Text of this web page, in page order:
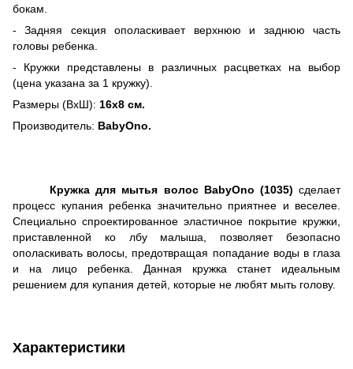
бокам.
- Задняя секция ополаскивает верхнюю и заднюю часть
головы ребенка.
- Кружки представлены в различных расцветках на выбор
(цена указана за 1 кружку).
Размеры (ВхШ): 16х8 см.
Производитель: BabyOno.
Кружка для мытья волос BabyOno (1035) сделает
процесс купания ребенка значительно приятнее и веселее.
Специально спроектированное эластичное покрытие кружки,
приставленной ко лбу малыша, позволяет безопасно
ополаскивать волосы, предотвращая попадание воды в глаза
и на лицо ребенка. Данная кружка станет идеальным
решением для купания детей, которые не любят мыть голову.
Характеристики